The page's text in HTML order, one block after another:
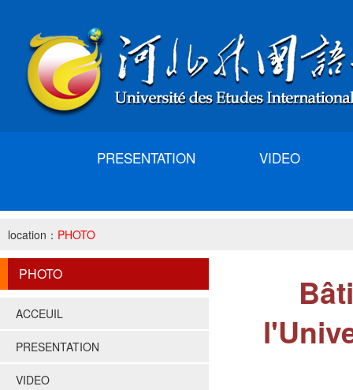
VIDEO
PRESENTATION
location： PHOTO
PHOTO
ACCEUIL
PRESENTATION
VIDEO